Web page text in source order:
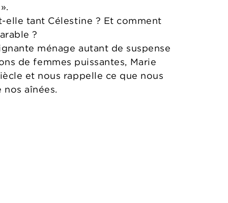
elle tant Célestine ? Et comment
?
ménage autant de suspense
de femmes puissantes, Marie
et nous rappelle ce que nous
aînées.